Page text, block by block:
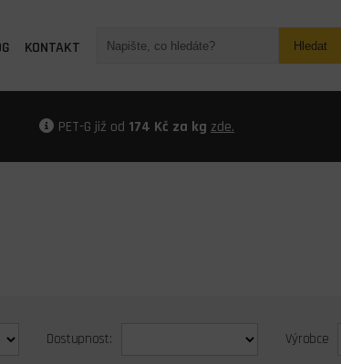
KONTAKT Hledat
PET-G již od 174 Kč za kg zde.
Dostupnost: Výrobce